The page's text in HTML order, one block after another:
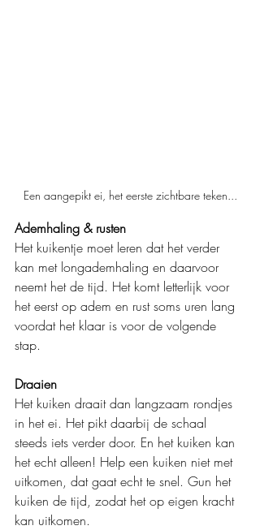
Een aangepikt ei, het eerste zichtbare teken...
Ademhaling & rusten
Het kuikentje moet leren dat het verder
kan met longademhaling en daarvoor
neemt het de tijd. Het komt letterlijk voor
het eerst op adem en rust soms uren lang
voordat het klaar is voor de volgende
stap.
Draaien
Het kuiken draait dan langzaam rondjes
in het ei. Het pikt daarbij de schaal
steeds iets verder door. En het kuiken kan
het echt alleen! Help een kuiken niet met
uitkomen, dat gaat echt te snel. Gun het
kuiken de tijd, zodat het op eigen kracht
kan uitkomen.